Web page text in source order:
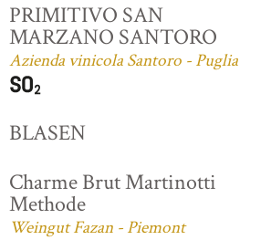
PRIMITIVO SAN
MARZANO SANTORO
Azienda vinicola Santoro - Puglia
BLASEN
Charme Brut Martinotti
Methode
Weingut Fazan - Piemont